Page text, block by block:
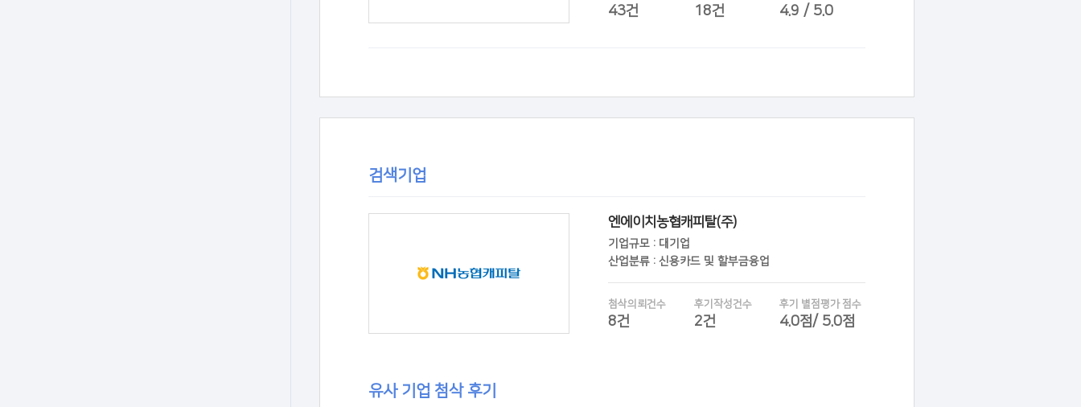
43건 18건 4.9 / 5.0
검색기업
엔에이치농협캐피탈(주)
기업규모 : 대기업
산업분류 : 신용카드 및 할부금융업
첨삭의뢰건수
8건
후기작성건수
2건
후기 별점평가 점수
4.0점/ 5.0점
유사 기업 첨삭 후기